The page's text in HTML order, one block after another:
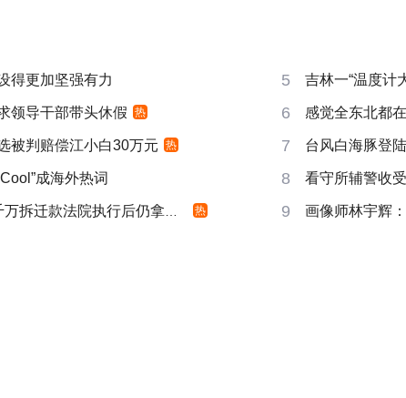
得更加坚强有力 5 吉林一“温度计
领导干部带头休假 热 6 感觉全东北都
被判赔偿江小白30万元 热 7 台风白海豚登
成海外热词 8 看守所辅警收
拆迁款法院执行后仍拿不到 热 9 画像师林宇辉